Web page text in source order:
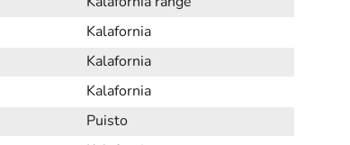
Kalafornia
Kalafornia
Kalafornia
Puisto